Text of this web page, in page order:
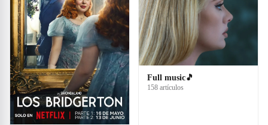
Full music🎵
158 artículos